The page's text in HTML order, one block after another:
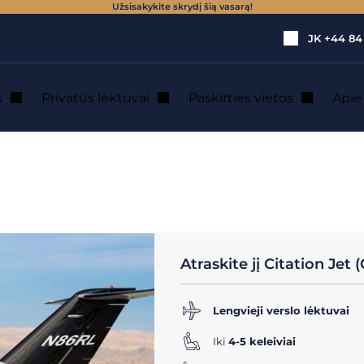
Užsisakykite skrydį šią vasarą!
JK +44
Privatūs lėktuvai Paskirties vietos
Atraskite jį Citation Jet
Lengvieji verslo lėktuvai
Iki 4-5 keleiviai